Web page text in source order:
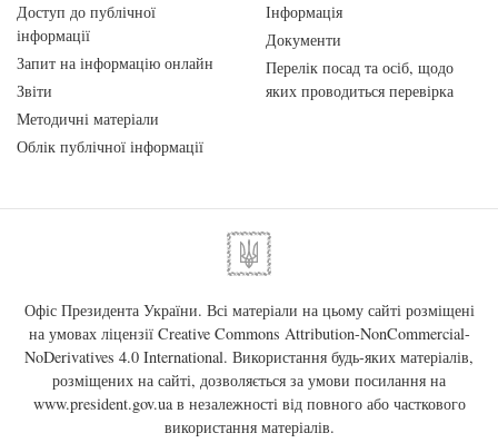
Доступ до публічної
інформації
Запит на інформацію онлайн
Звіти
Методичні матеріали
Облік публічної інформації
Інформація
Документи
Перелік посад та осіб, щодо
яких проводиться перевірка
Офіс Президента України. Всі матеріали на цьому сайті розміщені
на умовах ліцензії Creative Commons Attribution-NonCommercial-
NoDerivatives 4.0 International. Використання будь-яких матеріалів,
розміщених на сайті, дозволяється за умови посилання на
www.president.gov.uaв незалежності від повного або часткового
використання матеріалів.